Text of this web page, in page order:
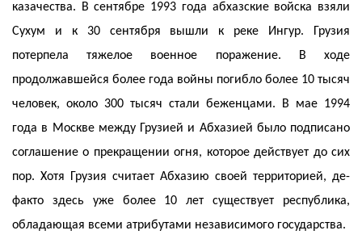
казачества. В сентябре 1993 года абхазские войска взяли
Сухум и к 30 сентября вышли к реке Ингур. Грузия
потерпела тяжелое военное поражение. В ходе
продолжавшейся более года войны погибло более 10 тысяч
человек, около 300 тысяч стали беженцами. В мае 1994
года в Москве между Грузией и Абхазией было подписано
соглашение о прекращении огня, которое действует до сих
пор. Хотя Грузия считает Абхазию своей территорией, де-
факто здесь уже более 10 лет существует республика,
обладающая всеми атрибутами независимого государства.